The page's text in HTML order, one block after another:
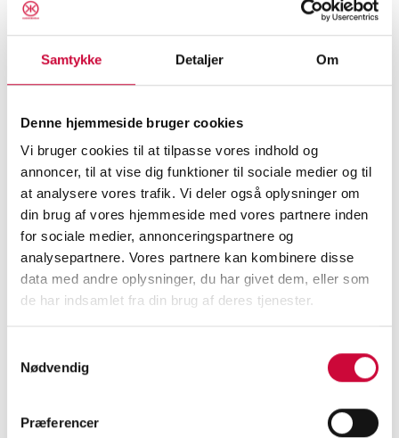
Samtykke Detaljer Om
Denne hjemmeside bruger cookies
Vi bruger cookies til at tilpasse vores indhold og
annoncer, til at vise dig funktioner til sociale medier og til
at analysere vores trafik. Vi deler også oplysninger om
din brug af vores hjemmeside med vores partnere inden
for sociale medier, annonceringspartnere og
analysepartnere. Vores partnere kan kombinere disse
data med andre oplysninger, du har givet dem, eller som
de har indsamlet fra din brug af deres tjenester.
Nødvendig
Præferencer
Julens åbningstider
18-12-2025 - 15:14
...Læs mere
Glædelig Jul 08-12-2025 - 09:00